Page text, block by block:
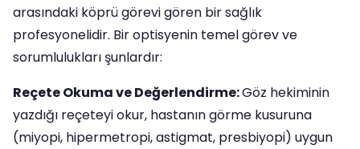
arasındaki köprü görevi gören bir sağlık
profesyonelidir. Bir optisyenin temel görev ve
sorumlulukları şunlardır:
Reçete Okuma ve Değerlendirme:Göz hekiminin
yazdığı reçeteyi okur, hastanın görme kusuruna
(miyopi, hipermetropi, astigmat, presbiyopi) uygun